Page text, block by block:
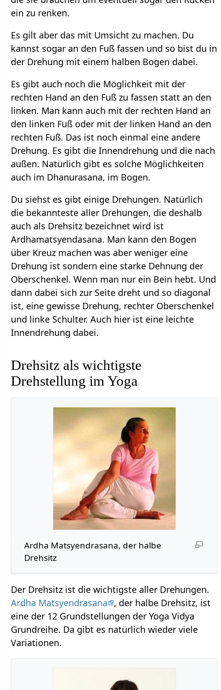
ein zu renken.
Es gilt aber das mit Umsicht zu machen. Du
kannst sogar an den Fuß fassen und so bist du in
der Drehung mit einem halben Bogen dabei.
Es gibt auch noch die Möglichkeit mit der
rechten Hand an den Fuß zu fassen statt an den
linken. Man kann auch mit der rechten Hand an
den linken Fuß oder mit der linken Hand an den
rechten Fuß. Das ist noch einmal eine andere
Drehung. Es gibt die Innendrehung und die nach
außen. Natürlich gibt es solche Möglichkeiten
auch im Dhanurasana, im Bogen.
Du siehst es gibt einige Drehungen. Natürlich
die bekannteste aller Drehungen, die deshalb
auch als Drehsitz bezeichnet wird ist
Ardhamatsyendasana. Man kann den Bogen
über Kreuz machen was aber weniger eine
Drehung ist sondern eine starke Dehnung der
Oberschenkel. Wenn man nur ein Bein hebt. Und
dann dabei sich zur Seite dreht und so diagonal
ist, eine gewisse Drehung, rechter Oberschenkel
und linke Schulter. Auch hier ist eine leichte
Innendrehung dabei.
Drehsitz als wichtigste
Drehstellung im Yoga
Ardha Matsyendrasana, der halbe
Drehsitz
Der Drehsitz ist die wichtigste aller Drehungen.
Ardha Matsyendrasana
, der halbe Drehsitz, ist
eine der 12 Grundstellungen der Yoga Vidya
Grundreihe. Da gibt es natürlich wieder viele
Variationen.